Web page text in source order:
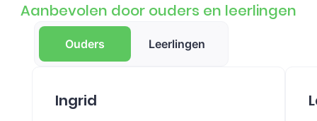
Aanbevolen door ouders en leerlingen
Ouders Leerlingen
Ingrid